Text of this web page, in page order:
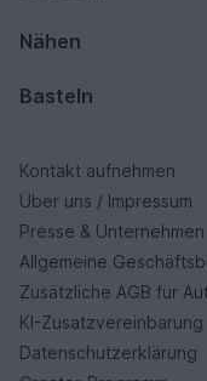
Nähen
Basteln
Kontakt aufnehmen
Über uns / Impressum
Presse & Unternehmen
Allgemeine
Zusätzliche AGB für
KI-Zusatzvereinbarung
Datenschutzerklärung